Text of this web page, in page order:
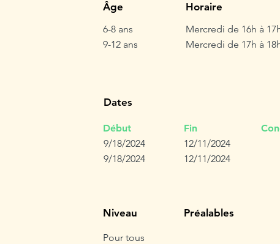
Âge
6-8 ans
9-12 ans
Horaire
Mercredi de 16h à
Mercredi de 17h à
Dates
Début
9/18/2024
9/18/2024
Niveau
Pour tous
Fin
12/11/2024
12/11/2024
Préalables